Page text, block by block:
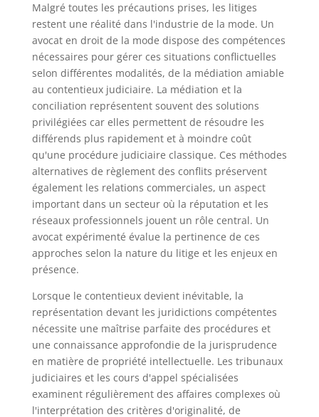
Malgré toutes les précautions prises, les litiges
restent une réalité dans l'industrie de la mode. Un
avocat en droit de la mode dispose des compétences
nécessaires pour gérer ces situations conflictuelles
selon différentes modalités, de la médiation amiable
au contentieux judiciaire. La médiation et la
conciliation représentent souvent des solutions
privilégiées car elles permettent de résoudre les
différends plus rapidement et à moindre coût
qu'une procédure judiciaire classique. Ces méthodes
alternatives de règlement des conflits préservent
également les relations commerciales, un aspect
important dans un secteur où la réputation et les
réseaux professionnels jouent un rôle central. Un
avocat expérimenté évalue la pertinence de ces
approches selon la nature du litige et les enjeux en
présence.
Lorsque le contentieux devient inévitable, la
représentation devant les juridictions compétentes
nécessite une maîtrise parfaite des procédures et
une connaissance approfondie de la jurisprudence
en matière de propriété intellectuelle. Les tribunaux
judiciaires et les cours d'appel spécialisées
examinent régulièrement des affaires complexes où
l'interprétation des critères d'originalité, de